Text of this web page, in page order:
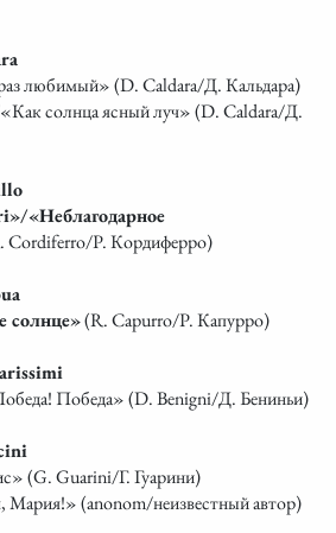
любимый» (D. Caldara/Д. Кальдара)
солнца ясный луч» (D. Caldara/Д.
«Неблагодарное
Cordiferro/Р. Кордиферро)
солнце»(R. Capurro/Р. Капурро)
Победа» (D. Benigni/Д. Бениньи)
(G. Guarini/Г. Гуарини)
Мария!» (anonom/неизвестный автор)